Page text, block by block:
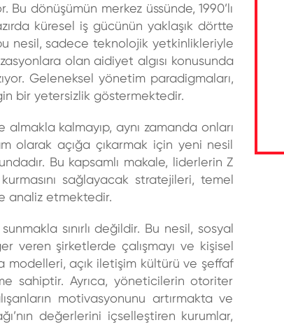
dönüşümün merkez üssünde, 1990’lı
küresel iş gücünün yaklaşık dörtte
nesil, sadece teknolojik yetkinlikleriyle
olan aidiyet algısı konusunda
Geleneksel yönetim paradigmaları,
bir yetersizlik göstermektedir.
almakla kalmayıp, aynı zamanda onları
olarak açığa çıkarmak için yeni nesil
Bu kapsamlı makale, liderlerin Z
sağlayacak stratejileri, temel
analiz etmektedir.
sınırlı değildir. Bu nesil, sosyal
veren şirketlerde çalışmayı ve kişisel
modelleri, açık iletişim kültürü ve şeffaf
sahiptir. Ayrıca, yöneticilerin otoriter
motivasyonunu artırmakta ve
değerlerini içselleştiren kurumlar,